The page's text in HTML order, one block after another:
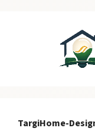
TargiHome-